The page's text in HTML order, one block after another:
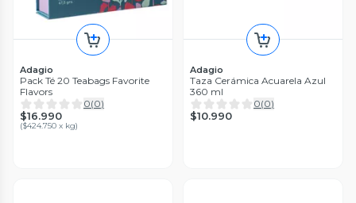
Adagio
Pack Té 20 Teabags Favorite
Flavors
0(0)
$16.990
($424.750 x kg)
Adagio
Taza Cerámica Acuarela Azul
360 ml
0(0)
$10.990